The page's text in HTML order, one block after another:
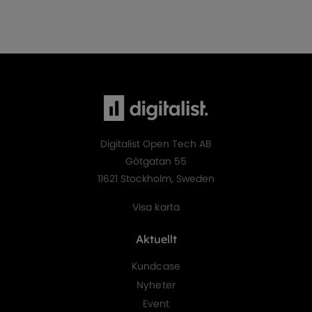
Digitalist Open Tech AB
Götgatan 55
11621 Stockholm, Sweden
Visa karta
Aktuellt
Kundcase
Nyheter
Event